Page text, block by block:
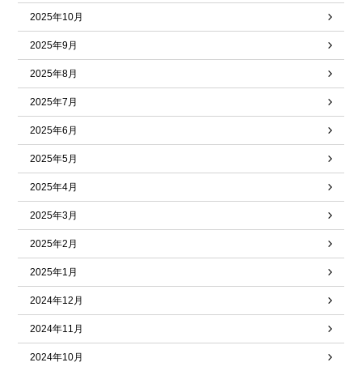
2025年10月
2025年9月
2025年8月
2025年7月
2025年6月
2025年5月
2025年4月
2025年3月
2025年2月
2025年1月
2024年12月
2024年11月
2024年10月